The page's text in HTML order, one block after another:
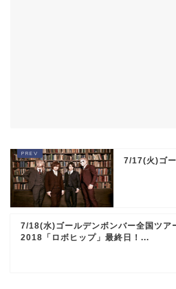
7/17(火)ゴ
7/18(水)ゴールデンボンバー全国ツア
2018「ロボヒップ」最終日！...